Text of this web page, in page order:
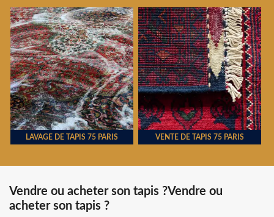
LAVAGE DE TAPIS 75 PARIS VENTE DE TAPIS 75 PARIS
Vendre ou acheter son tapis ?Vendre ou
acheter son tapis ?